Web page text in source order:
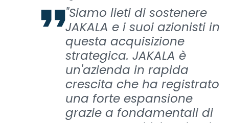
"Siamo lieti di sostenere
JAKALA e i suoi azionisti in
questa acquisizione
strategica. JAKALA è
un'azienda in rapida
crescita che ha registrato
una forte espansione
grazie a fondamentali di